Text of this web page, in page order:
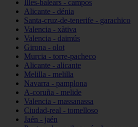
Illes-balears - campos
Alicante - dénia
Santa-cruz-de-tenerife - garachico
Valencia - xàtiva
Valencia - daimús
Girona - olot
Murcia - torre-pacheco
Alicante - alicante
Melilla - melilla
Navarra - pamplona
A-coruña - melide
Valencia - massanassa
Ciudad-real - tomelloso
Jaén - jaén